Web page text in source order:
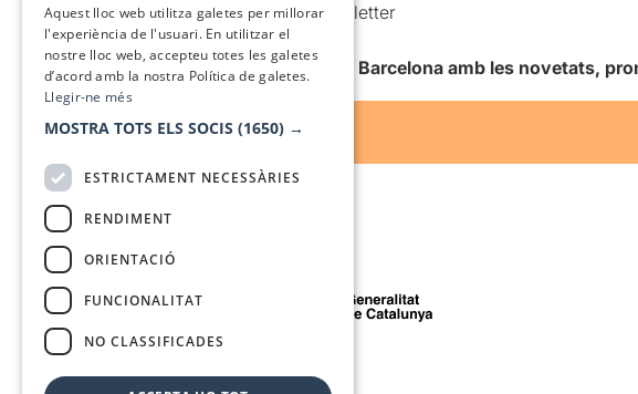
Comunicacions comercials i Newsletter
Anuncia’t
Vull rebre la newsletter de Teatre Barcelona amb les novetats,
Amb el suport de
Aquest lloc web utilitza galetes per millorar
l'experiència de l'usuari. En utilitzar el
nostre lloc web, accepteu totes les galetes
d’acord amb la nostra Política de galetes.
Llegir-ne més
MOSTRA TOTS ELS SOCIS (1650) →
ESTRICTAMENT NECESSÀRIES
RENDIMENT
ORIENTACIÓ
FUNCIONALITAT
NO CLASSIFICADES